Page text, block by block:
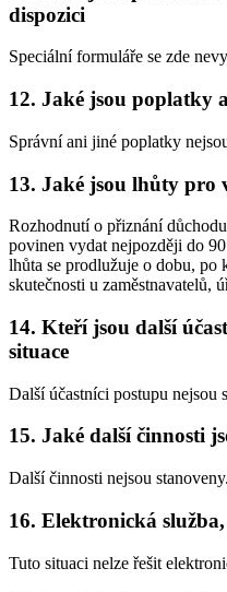
dispozici
Speciální formuláře se zde
12. Jaké jsou poplatky
Správní ani jiné poplatky
13. Jaké jsou lhůty pro
Rozhodnutí o přiznání
povinen vydat nejpozději do
lhůta se prodlužuje o dobu, po
skutečnosti u zaměstnavatelů,
14. Kteří jsou další
situace
Další účastníci postupu nejsou
15. Jaké další činnosti
Další činnosti nejsou stanoveny.
16. Elektronická
Tuto situaci nelze řešit